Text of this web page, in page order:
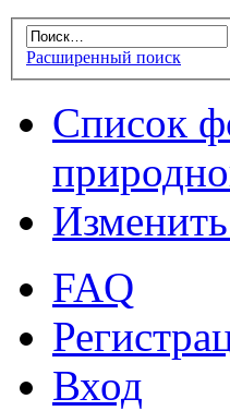
Расширенный поиск
Список
FAQ
Вход